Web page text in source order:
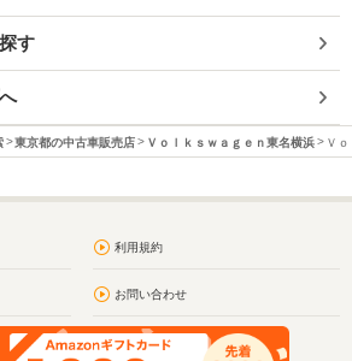
す
東京都の中古車販売店 Ｖｏｌｋｓｗａｇｅｎ東名横浜 Ｖ
利用規約
お問い合わせ